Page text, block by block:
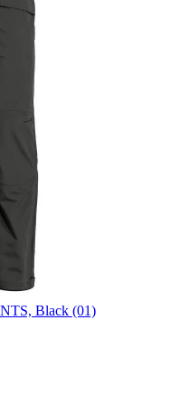
Black (01)